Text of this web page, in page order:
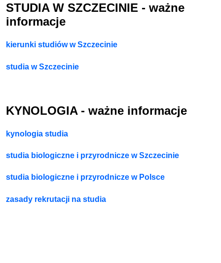
STUDIA W SZCZECINIE - ważne
informacje
kierunki studiów w Szczecinie
studia w Szczecinie
KYNOLOGIA - ważne informacje
kynologia studia
studia biologiczne i przyrodnicze w Szczecinie
studia biologiczne i przyrodnicze w Polsce
zasady rekrutacji na studia